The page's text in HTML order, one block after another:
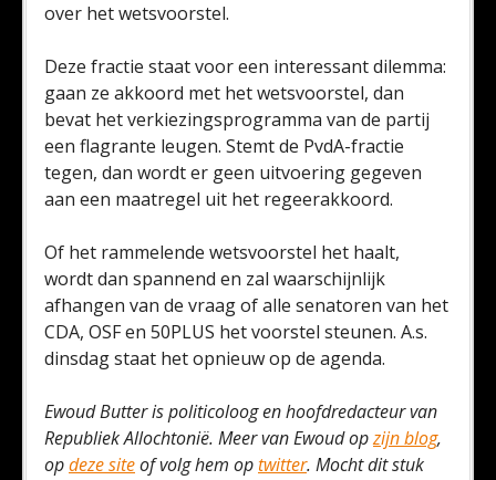
over het wetsvoorstel.
Deze fractie staat voor een interessant dilemma:
gaan ze akkoord met het wetsvoorstel, dan
bevat het verkiezingsprogramma van de partij
een flagrante leugen. Stemt de PvdA-fractie
tegen, dan wordt er geen uitvoering gegeven
aan een maatregel uit het regeerakkoord.
Of het rammelende wetsvoorstel het haalt,
wordt dan spannend en zal waarschijnlijk
afhangen van de vraag of alle senatoren van het
CDA, OSF en 50PLUS het voorstel steunen. A.s.
dinsdag staat het opnieuw op de agenda.
Ewoud Butter is politicoloog en hoofdredacteur van
Republiek Allochtonië. Meer van Ewoud opzijn blog,
opdeze siteof volg hem optwitter. Mocht dit stuk